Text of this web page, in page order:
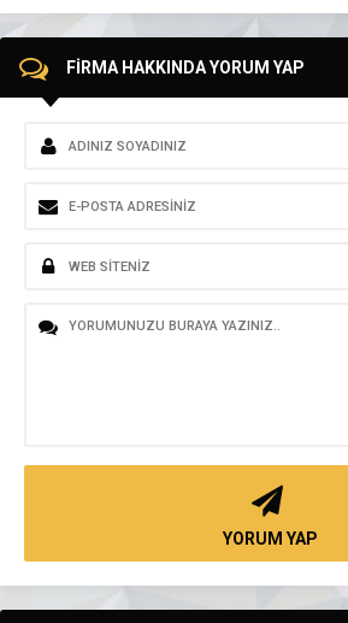
FİRMA HAKKINDA YORUM YAP
YORUM YAP